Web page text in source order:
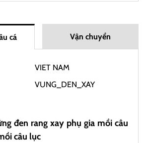
cá Vận chuyển
VIET NAM
VUNG_DEN_XAY
đen rang xay phụ gia mồi câu
câu lục